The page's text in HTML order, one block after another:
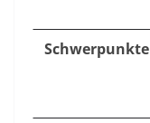
Schwerpunkte